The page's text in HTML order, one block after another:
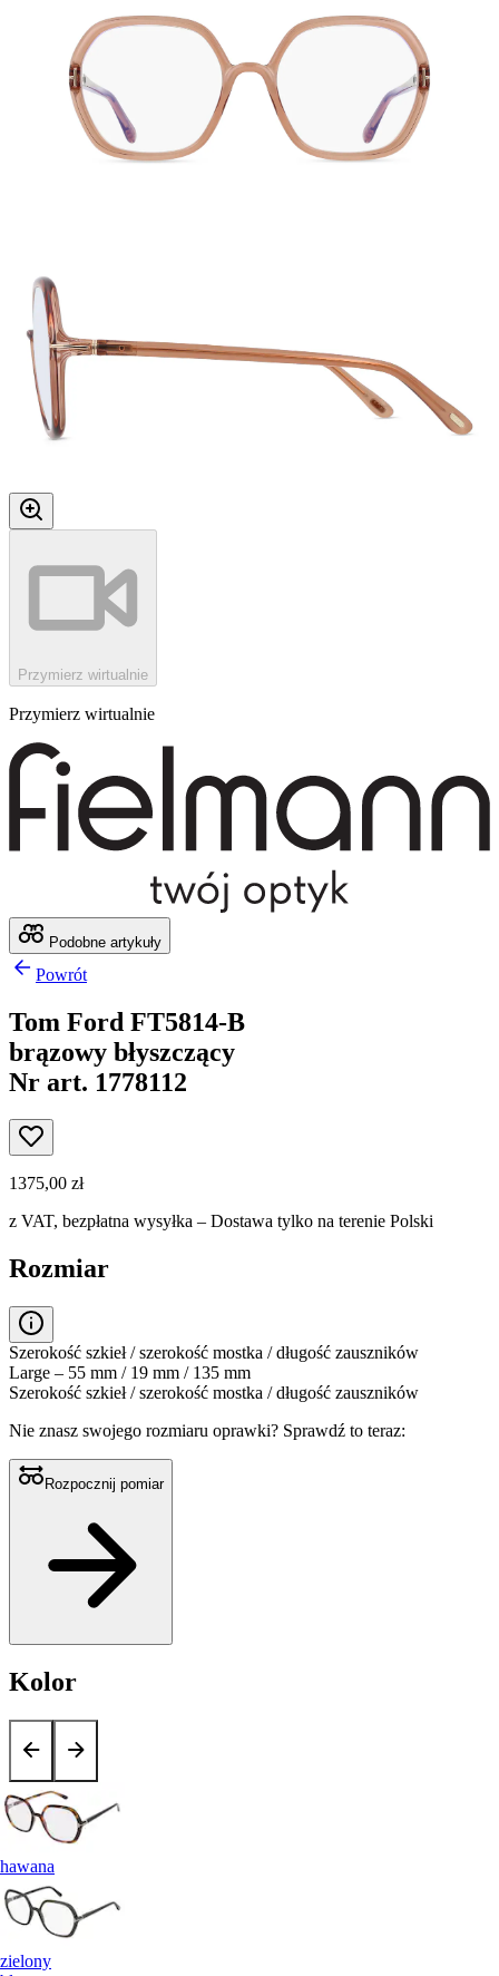
Przymierz wirtualnie
Przymierz wirtualnie
Podobne artykuły
Powrót
Tom Ford FT5814-B
brązowy błyszczący
Nr art. 1778112
1375,00 zł
z VAT, bezpłatna wysyłka – Dostawa tylko na terenie Polski
Rozmiar
Szerokość szkieł / szerokość mostka / długość zauszników
Large – 55 mm / 19 mm / 135 mm
Szerokość szkieł / szerokość mostka / długość zauszników
Nie znasz swojego rozmiaru oprawki? Sprawdź to teraz:
Rozpocznij pomiar
Kolor
hawana
zielony